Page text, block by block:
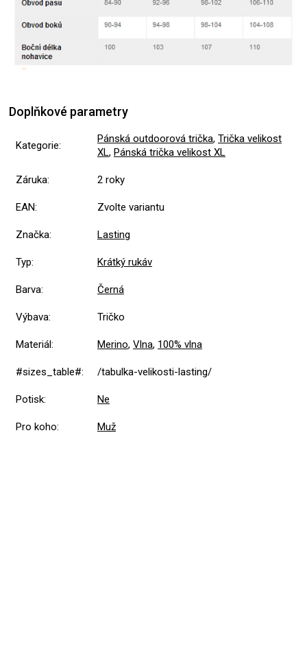
Doplňkové parametry
Kategorie:
Pánská outdoorová trička, Trička velikost
XL, Pánská trička velikost XL
Záruka: 2 roky
EAN: Zvolte variantu
Značka: Lasting
Typ: Krátký rukáv
Barva: Černá
Výbava: Tričko
Materiál: Merino, Vlna, 100% vlna
#sizes_table#: /tabulka-velikosti-lasting/
Potisk: Ne
Pro koho: Muž